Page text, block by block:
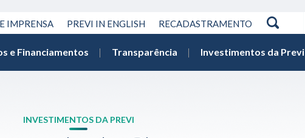
IMPRENSA PREVI IN ENGLISH RECADASTRAMENTO
e Financiamentos Transparência Investimentos da Previ
INVESTIMENTOS DA PREVI